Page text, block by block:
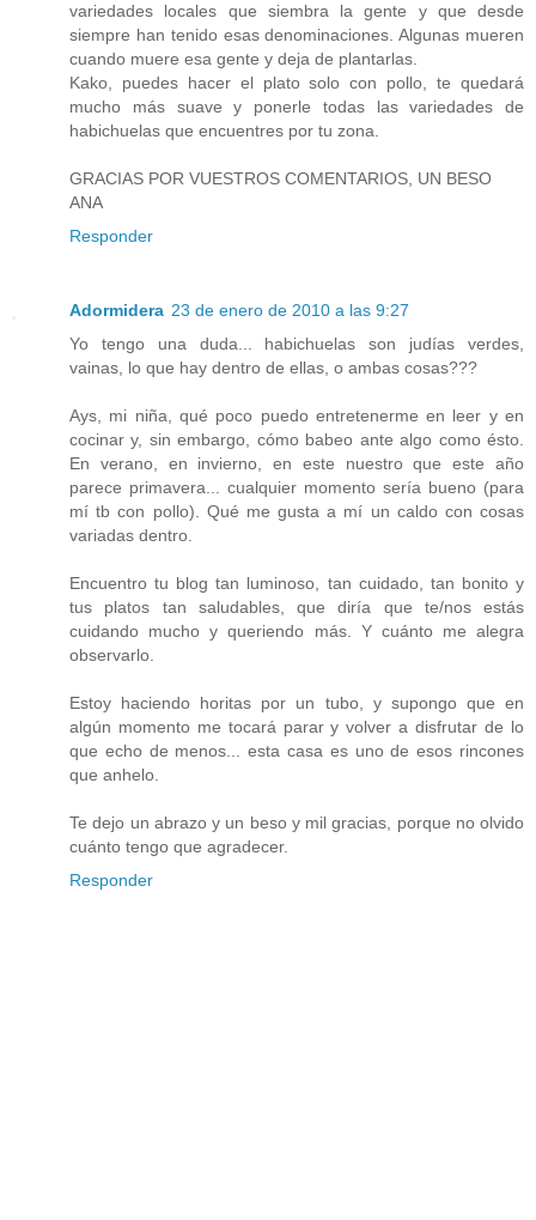
variedades locales que siembra la gente y que desde
siempre han tenido esas denominaciones. Algunas mueren
cuando muere esa gente y deja de plantarlas.
Kako, puedes hacer el plato solo con pollo, te quedará
mucho más suave y ponerle todas las variedades de
habichuelas que encuentres por tu zona.
GRACIAS POR VUESTROS COMENTARIOS, UN BESO
ANA
Responder
Adormidera 23 de enero de 2010 a las 9:27
Yo tengo una duda... habichuelas son judías verdes,
vainas, lo que hay dentro de ellas, o ambas cosas???
Ays, mi niña, qué poco puedo entretenerme en leer y en
cocinar y, sin embargo, cómo babeo ante algo como ésto.
En verano, en invierno, en este nuestro que este año
parece primavera... cualquier momento sería bueno (para
mí tb con pollo). Qué me gusta a mí un caldo con cosas
variadas dentro.
Encuentro tu blog tan luminoso, tan cuidado, tan bonito y
tus platos tan saludables, que diría que te/nos estás
cuidando mucho y queriendo más. Y cuánto me alegra
observarlo.
Estoy haciendo horitas por un tubo, y supongo que en
algún momento me tocará parar y volver a disfrutar de lo
que echo de menos... esta casa es uno de esos rincones
que anhelo.
Te dejo un abrazo y un beso y mil gracias, porque no olvido
cuánto tengo que agradecer.
Responder